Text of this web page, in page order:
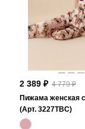
2 389 ₽ 4 779 ₽
Пижама женская
(Арт. 3227TBC)